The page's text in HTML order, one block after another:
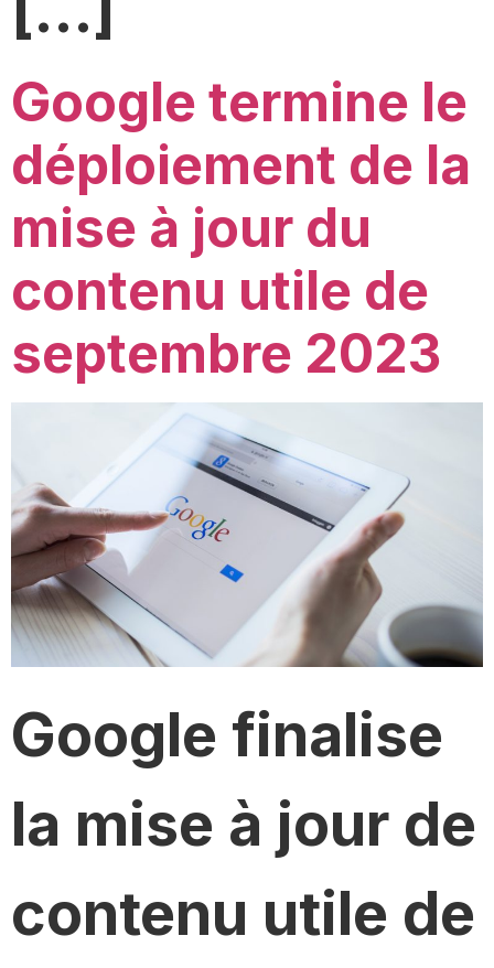
Google termine le
déploiement de la
mise à jour du
contenu utile de
septembre 2023
Google finalise
la mise à jour de
contenu utile de